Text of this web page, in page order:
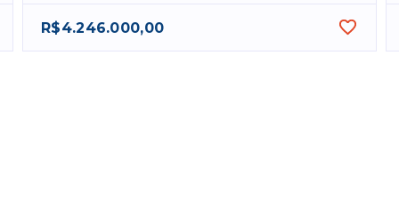
R$4.246.000,00